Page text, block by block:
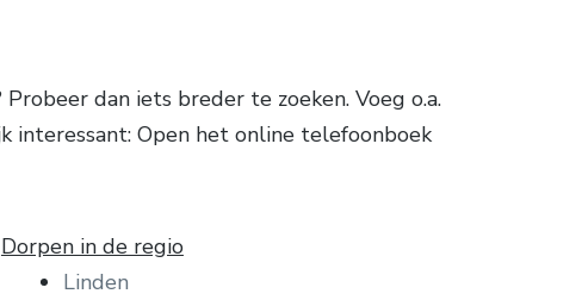
dan iets breder te zoeken. Voeg o.a.
interessant: Open het online telefoonboek
Dorpen in de regio
Linden